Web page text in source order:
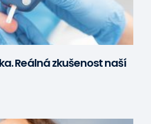
Reálná zkušenost naší